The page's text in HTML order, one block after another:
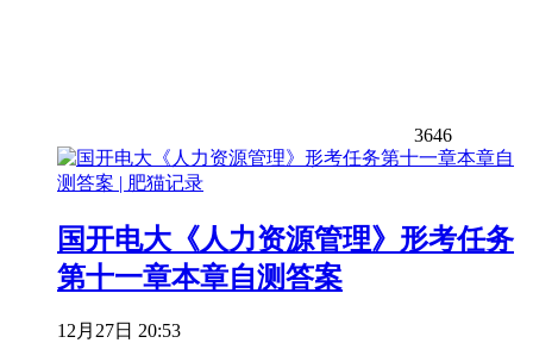
3646
国开电大《人力资源管理》形考任务
第十一章本章自测答案
12月27日 20:53